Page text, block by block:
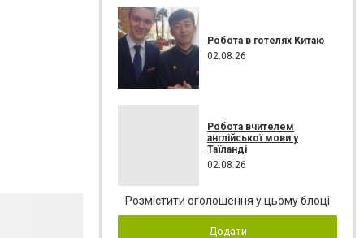
Робота в готелях Китаю
02.08.26
Робота вчителем
англійської мови у
Таїланді
02.08.26
Розмістити оголошення у цьому блоці
Додати